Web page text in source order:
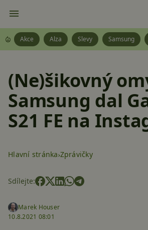
Akce Alza Slevy Samsung
(Ne)šikovný
Samsung dal
S21 FE na
Hlavní stránka Zprávičky
Sdílejte:
Marek Houser
10.8.2021 08:01